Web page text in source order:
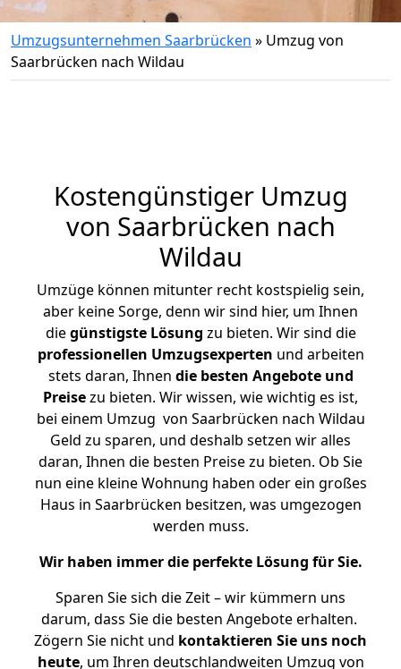
Umzugsunternehmen Saarbrücken » Umzug von
Saarbrücken nach Wildau
Kostengünstiger Umzug
von Saarbrücken nach
Wildau
Umzüge können mitunter recht kostspielig sein,
aber keine Sorge, denn wir sind hier, um Ihnen
diegünstigste Lösung zu bieten. Wir sind die
professionellen Umzugsexperten und arbeiten
stets daran, Ihnen die besten Angebote und
Preisezu bieten. Wir wissen, wie wichtig es ist,
bei einem Umzug von Saarbrücken nach Wildau
Geld zu sparen, und deshalb setzen wir alles
daran, Ihnen die besten Preise zu bieten. Ob Sie
nun eine kleine Wohnung haben oder ein großes
Haus in Saarbrücken besitzen, was umgezogen
werden muss.
Wir haben immer die perfekte Lösung für Sie.
Sparen Sie sich die Zeit – wir kümmern uns
darum, dass Sie die besten Angebote erhalten.
Zögern Sie nicht und kontaktieren Sie uns noch
heute, um Ihren deutschlandweiten Umzug von